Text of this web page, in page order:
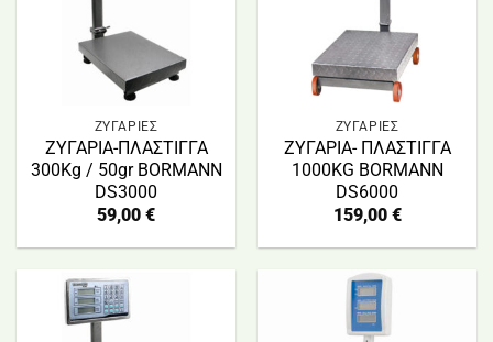
ΖΥΓΑΡΙΕΣ
ΖΥΓΑΡΙΑ-ΠΛΑΣΤΙΓΓΑ
300Kg / 50gr BORMANN
DS3000
59,00 €
ΖΥΓΑΡΙΕΣ
ΖΥΓΑΡΙΑ- ΠΛΑΣΤΙΓΓΑ
1000KG BORMANN
DS6000
159,00 €